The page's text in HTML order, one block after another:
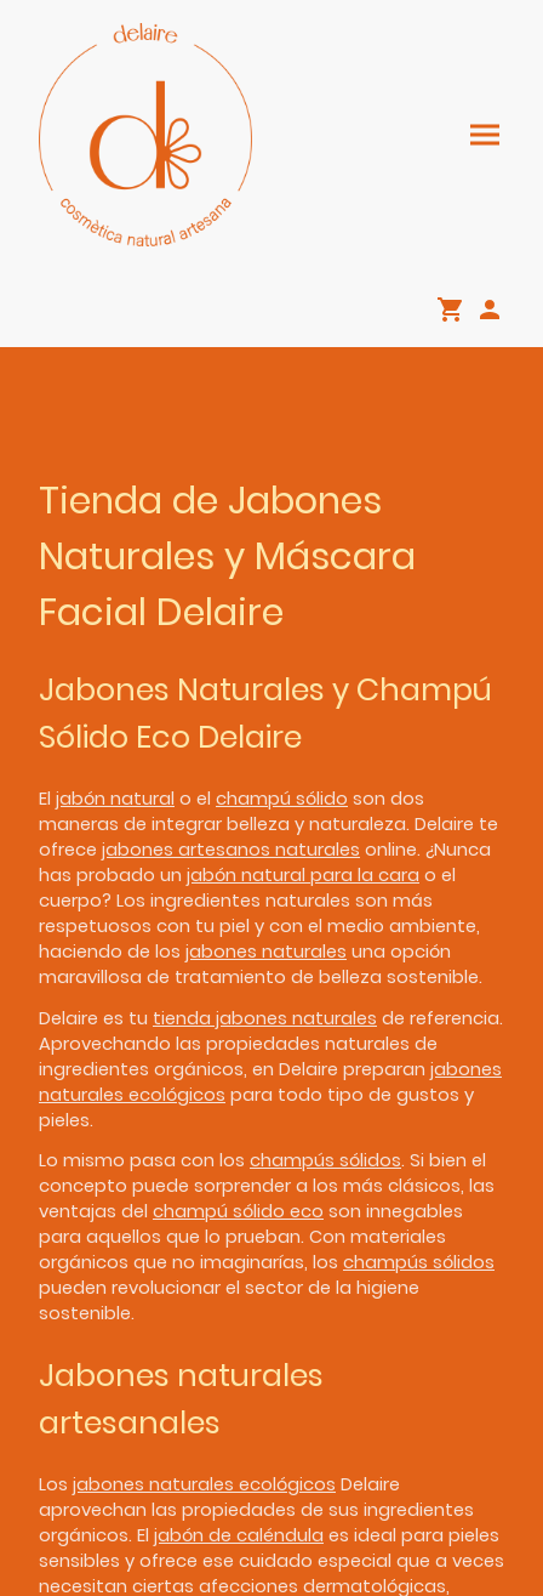
Tienda de Jabones
Naturales y Máscara
Facial Delaire
Jabones Naturales y Champú
Sólido Eco Delaire
El jabón natural o el champú sólido son dos
maneras de integrar belleza y naturaleza. Delaire te
ofrece jabones artesanos naturales online. ¿Nunca
has probado un jabón natural para la cara o el
cuerpo? Los ingredientes naturales son más
respetuosos con tu piel y con el medio ambiente,
haciendo de los jabones naturales una opción
maravillosa de tratamiento de belleza sostenible.
Delaire es tu tienda jabones naturales de referencia.
Aprovechando las propiedades naturales de
ingredientes orgánicos, en Delaire preparan jabones
naturales ecológicos para todo tipo de gustos y
pieles.
Lo mismo pasa con los champús sólidos. Si bien el
concepto puede sorprender a los más clásicos, las
ventajas del champú sólido eco son innegables
para aquellos que lo prueban. Con materiales
orgánicos que no imaginarías, los champús sólidos
pueden revolucionar el sector de la higiene
sostenible.
Jabones naturales
artesanales
Los jabones naturales ecológicos Delaire
aprovechan las propiedades de sus ingredientes
orgánicos. El jabón de caléndula es ideal para pieles
sensibles y ofrece ese cuidado especial que a veces
necesitan ciertas afecciones dermatológicas,